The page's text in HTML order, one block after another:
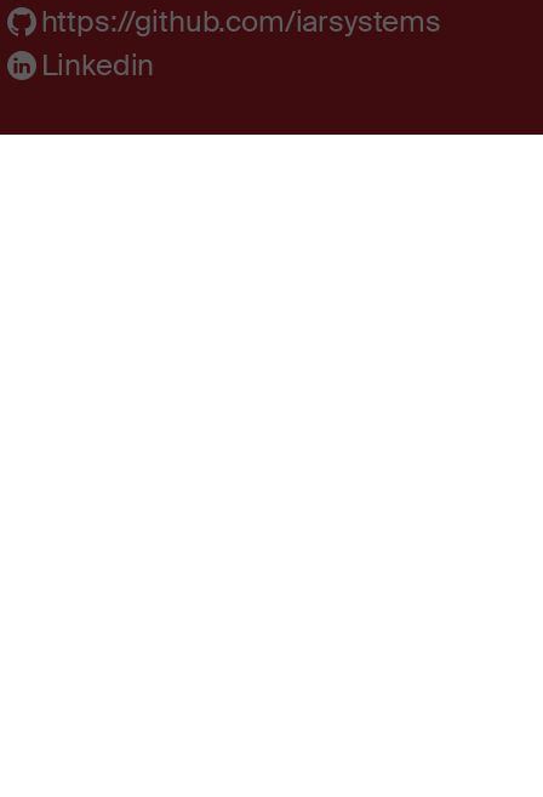
https://github.com/iarsystems
Linkedin